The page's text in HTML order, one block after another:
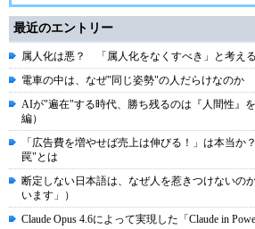
最近のエントリー
属人化は悪？ 「属人化をなくすべき」と考え
電車の中は、なぜ"同じ姿勢"の人だらけなのか
AIが"遍在"する時代、勝ち残るのは『人間性』
編）
「広告費を増やせば売上は伸びる！」は本当か
罠"とは
断定しない日本語は、なぜ人を惹きつけないの
います」）
Claude Opus 4.6によって実現した「Claude in